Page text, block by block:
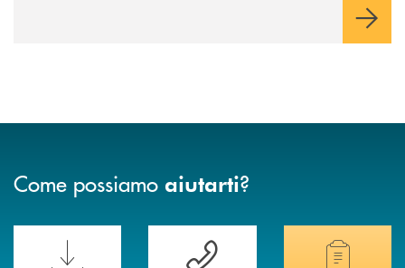
Come possiamo aiutarti?
Scopri le funzionalità della nuova PRENOTA BANCA
Hai bisogno di assistenza immediata?
Hai bisogno di